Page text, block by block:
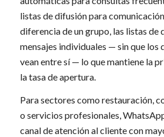
listas de difusión para
diferencia de un grupo, las listas de
mensajes individuales — sin que los
vean entre sí — lo que mantiene la
la tasa de apertura.
Para sectores como restauración,
o servicios profesionales,
canal de atención al cliente con